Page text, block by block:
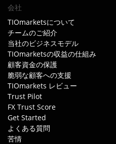
会社
TIOmarketsについて
チームのご紹介
当社のビジネスモデル
TIOmarketsの収益の仕組み
顧客資金の保護
脆弱な顧客への支援
TIOmarkets レビュー
Trust Pilot
FX Trust Score
Get Started
よくある質問
苦情